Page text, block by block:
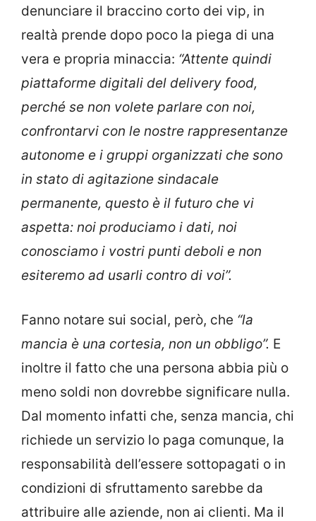
denunciare il braccino corto dei vip, in
realtà prende dopo poco la piega di una
vera e propria minaccia: “Attente quindi
piattaforme digitali del delivery food,
perché se non volete parlare con noi,
confrontarvi con le nostre rappresentanze
autonome e i gruppi organizzati che sono
in stato di agitazione sindacale
permanente, questo è il futuro che vi
aspetta: noi produciamo i dati, noi
conosciamo i vostri punti deboli e non
esiteremo ad usarli contro di voi”.
Fanno notare sui social, però, che “la
mancia è una cortesia, non un obbligo”. E
inoltre il fatto che una persona abbia più o
meno soldi non dovrebbe significare nulla.
Dal momento infatti che, senza mancia, chi
richiede un servizio lo paga comunque, la
responsabilità dell’essere sottopagati o in
condizioni di sfruttamento sarebbe da
attribuire alle aziende, non ai clienti. Ma il